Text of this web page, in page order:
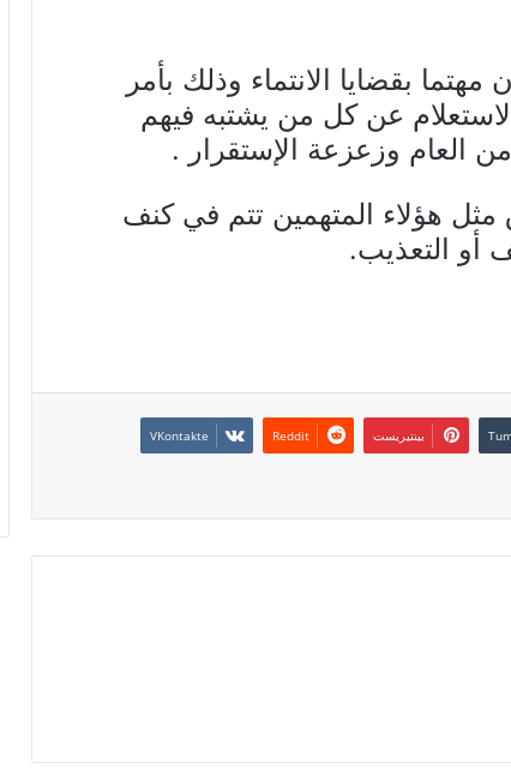
بقضايا الانتماء وذلك بأمر
عن كل من يشتبه فيهم
العام وزعزعة الإستقرار .
هؤلاء المتهمين تتم في كنف
أو التعذيب.
بينتيريست